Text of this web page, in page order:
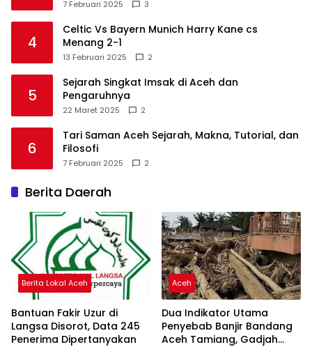
7 Februari 2025 3
4
Celtic Vs Bayern Munich Harry Kane cs
Menang 2-1
13 Februari 2025 2
5
Sejarah Singkat Imsak di Aceh dan
Pengaruhnya
22 Maret 2025 2
6
Tari Saman Aceh Sejarah, Makna, Tutorial, dan
Filosofi
7 Februari 2025 2
Berita Daerah
Berita Lokal Aceh
Bantuan Fakir Uzur di
Langsa Disorot, Data 245
Penerima Dipertanyakan
Aceh
Dua Indikator Utama
Penyebab Banjir Bandang
Aceh Tamiang, Gadjah